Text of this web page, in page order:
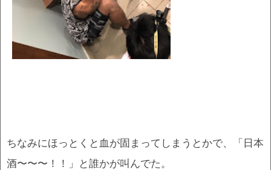
ちなみにほっとくと血が固まってしまうとかで、「日本
酒〜〜〜！！」と誰かが叫んでた。